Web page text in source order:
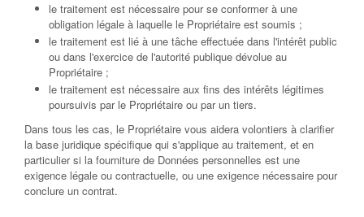
le traitement est nécessaire pour se conformer à une
obligation légale à laquelle le Propriétaire est soumis ;
le traitement est lié à une tâche effectuée dans l'intérêt public
ou dans l'exercice de l'autorité publique dévolue au
Propriétaire ;
le traitement est nécessaire aux fins des intérêts légitimes
poursuivis par le Propriétaire ou par un tiers.
Dans tous les cas, le Propriétaire vous aidera volontiers à clarifier
la base juridique spécifique qui s'applique au traitement, et en
particulier si la fourniture de Données personnelles est une
exigence légale ou contractuelle, ou une exigence nécessaire pour
conclure un contrat.